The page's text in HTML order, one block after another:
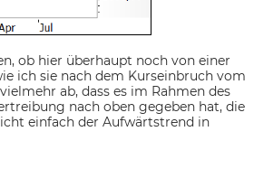
ob hier überhaupt noch von einer
ich sie nach dem Kurseinbruch vom
ab, dass es im Rahmen des
nach oben gegeben hat, die
einfach der Aufwärtstrend in